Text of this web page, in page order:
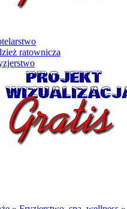
ratownicza